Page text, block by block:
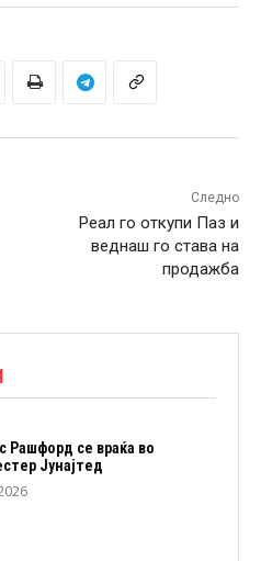
Следно
Реал го откупи Паз и
веднаш го става на
продажба
Рашфорд се враќа во
Јунајтед